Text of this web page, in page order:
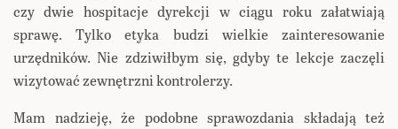
czy dwie hospitacje dyrekcji w ciągu roku załatwiają
sprawę. Tylko etyka budzi wielkie zainteresowanie
urzędników. Nie zdziwiłbym się, gdyby te lekcje zaczęli
wizytować zewnętrzni kontrolerzy.
Mam nadzieję, że podobne sprawozdania składają też